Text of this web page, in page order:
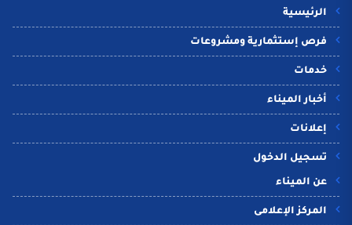
الرئيسية
فرص إستثمارية ومشروعات
خدمات
أخبار الميناء
إعلانات
تسجيل الدخول
عن الميناء
المركز الإعلامى